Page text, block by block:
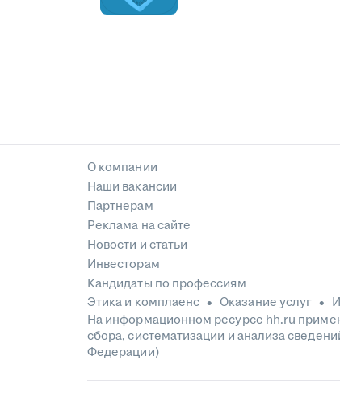
О компании
Наши вакансии
Партнерам
Реклама на сайте
Новости и статьи
Инвесторам
Кандидаты по профессиям
Этика и комплаенс Оказание услуг
На информационном ресурсе hh.ru
сбора, систематизации и анализа
Федерации)